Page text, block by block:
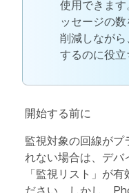
使用できま
ッセージの
削減しなが
するのに役立
開始する前に
監視対象の回線がプ
れない場合は、デバ
「監視リスト」が
ださい。しかし、